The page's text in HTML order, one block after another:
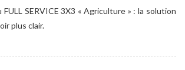
FULL SERVICE 3X3 « Agriculture » : la solution
plus clair.